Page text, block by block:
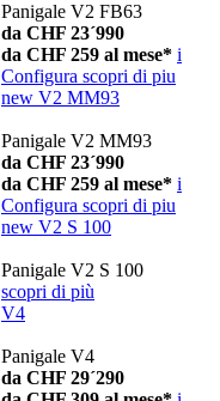
Panigale V2 FB63
da CHF 23´990
da CHF 259 al mese* i
Configura scopri di piu
new V2 MM93
Panigale V2 MM93
da CHF 23´990
da CHF 259 al mese* i
Configura scopri di piu
new V2 S 100
Panigale V2 S 100
scopri di più
V4
Panigale V4
da CHF 29´290